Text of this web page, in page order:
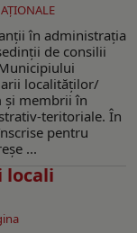
în administraţia
de consilii
localităţilor/
şi membrii în
teritoriale. În
pentru
...
locali